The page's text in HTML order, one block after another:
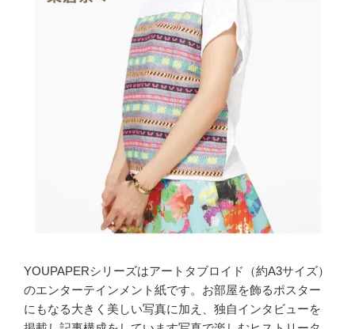
YOUPAPERシリーズはアートタブロイド（約A3サイズ）
のエンターテインメント紙です。お部屋を飾るポスター
にもなる大きく美しい写真に加え、独自インタビューを